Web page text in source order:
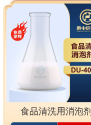
食品清洗用消泡剂